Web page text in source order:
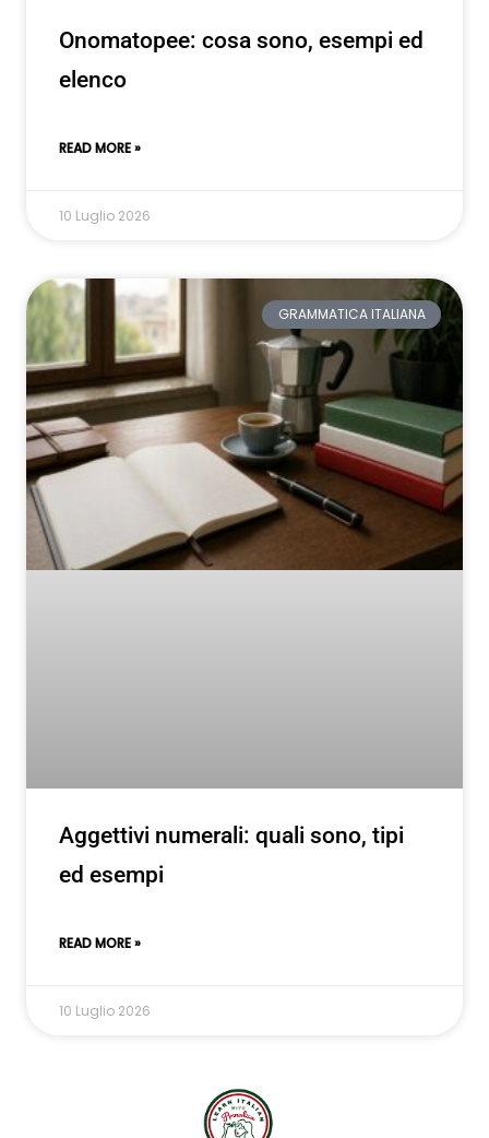
Onomatopee: cosa sono, esempi ed
elenco
READ MORE »
10 Luglio 2026
GRAMMATICA ITALIANA
Aggettivi numerali: quali sono, tipi
ed esempi
READ MORE »
10 Luglio 2026